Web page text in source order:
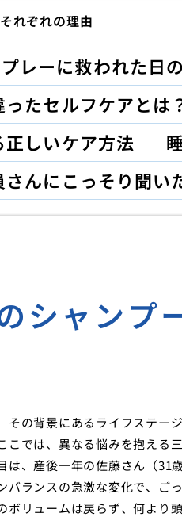
れぞれの理由
レーに救われた日
たセルフケアとは
しいケア方法
んにこっそり聞い
シャンプ
その背景にあるライフステー
では、異なる悩みを抱える
、産後一年の佐藤さん（31歳
バランスの急激な変化で、ご
リュームは戻らず、何より